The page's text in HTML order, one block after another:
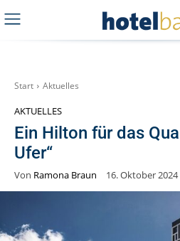
Start Aktuelles
AKTUELLES
Ein Hilton für das
Ufer“
Von Ramona Braun 16. Oktober 2024